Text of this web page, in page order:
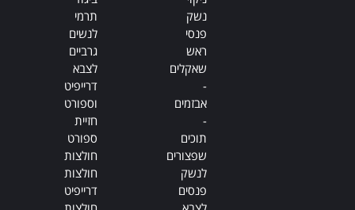
נשק
פנסי
ראש
שאקלים
-
אבזמים
-
תוכים
שפצורים
לנשק
פנסים
תרמי
לנשים
גרביים
לצבא
דרייפיט
וספורט
חזיית
ספורט
חולצות
חולצות
דרייפיט